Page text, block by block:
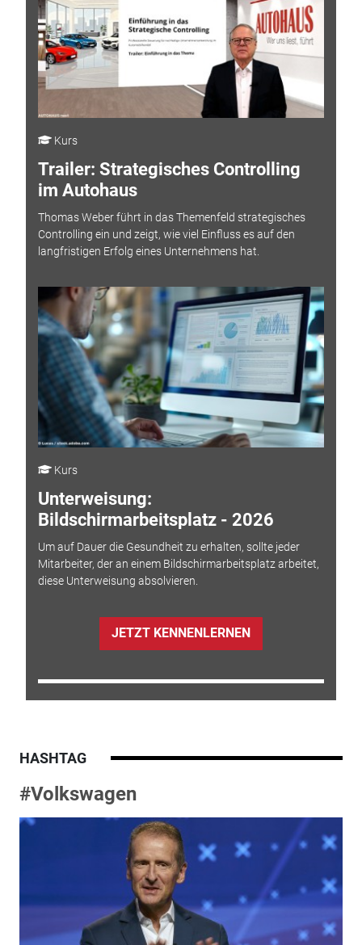
Kurs
Trailer: Strategisches Controlling
im Autohaus
Thomas Weber führt in das Themenfeld strategisches
Controlling ein und zeigt, wie viel Einfluss es auf den
langfristigen Erfolg eines Unternehmens hat.
Kurs
Unterweisung:
Bildschirmarbeitsplatz - 2026
Um auf Dauer die Gesundheit zu erhalten, sollte jeder
Mitarbeiter, der an einem Bildschirmarbeitsplatz arbeitet,
diese Unterweisung absolvieren.
JETZT KENNENLERNEN
HASHTAG
#Volkswagen